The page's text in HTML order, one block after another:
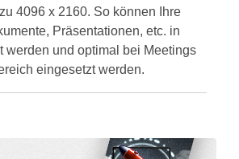
4096 x 2160. So können Ihre
Präsentationen, etc. in
werden und optimal bei Meetings
eingesetzt werden.